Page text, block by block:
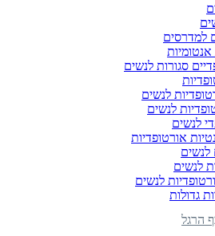
למדרסים
סגורות לנשים
לנשים
לנשים
לנשים
אורטופדיות
לנשים
לנשים
לנשים
גדולות
הרגל